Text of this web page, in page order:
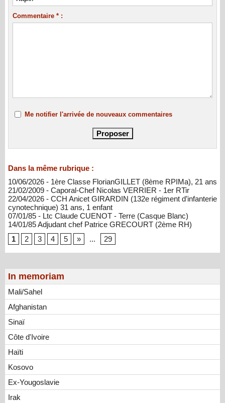
In memoriam
Mali/Sahel
Afghanistan
Sinaï
Côte d'Ivoire
Haïti
Kosovo
Ex-Yougoslavie
Irak
Commentaire * :
Me notifier l'arrivée de nouveaux commentaires
Dans la même rubrique :
10/06/2026 - 1ère Classe FlorianGILLET (8ème RPIMa), 21 ans
21/02/2009 - Caporal-Chef Nicolas VERRIER - 1er RTir
22/04/2026 - CCH Anicet GIRARDIN (132e régiment d’infanterie
cynotechnique) 31 ans, 1 enfant
07/01/85 - Ltc Claude CUENOT - Terre (Casque Blanc)
14/01/85 Adjudant chef Patrice GRECOURT (2ème RH)
1
2 3 4 5 » ... 29